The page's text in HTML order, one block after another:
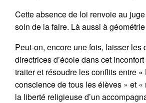
Cette absence de loi renvoie au
soin de la faire. Là aussi à
Peut-on, encore une fois, laisser les
directrices d’école dans cet
traiter et résoudre les conflits entre «
conscience de tous les élèves » et
la liberté religieuse d’un